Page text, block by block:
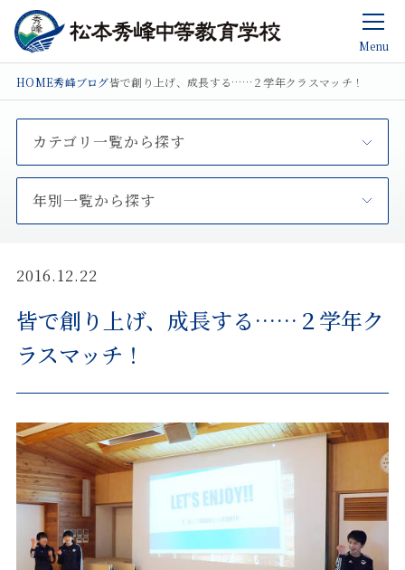
Menu
HOME秀峰ブログ皆で創り上げ、成長する……２学年クラスマッチ！
カテゴリ一覧から探す
年別一覧から探す
2016.12.22
皆で創り上げ、成長する……２学年ク
ラスマッチ！